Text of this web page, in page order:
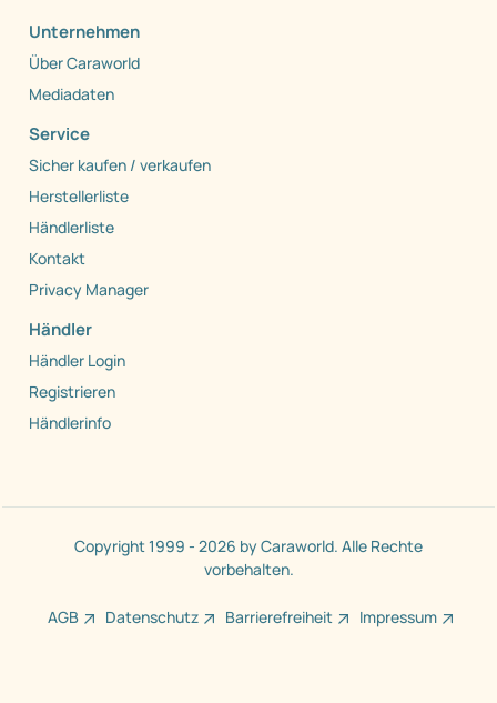
Unternehmen
Über Caraworld
Mediadaten
Service
Sicher kaufen / verkaufen
Herstellerliste
Händlerliste
Kontakt
Privacy Manager
Händler
Händler Login
Registrieren
Händlerinfo
Copyright 1999 - 2026 by Caraworld. Alle Rechte
vorbehalten.
AGB Datenschutz Barrierefreiheit Impressum